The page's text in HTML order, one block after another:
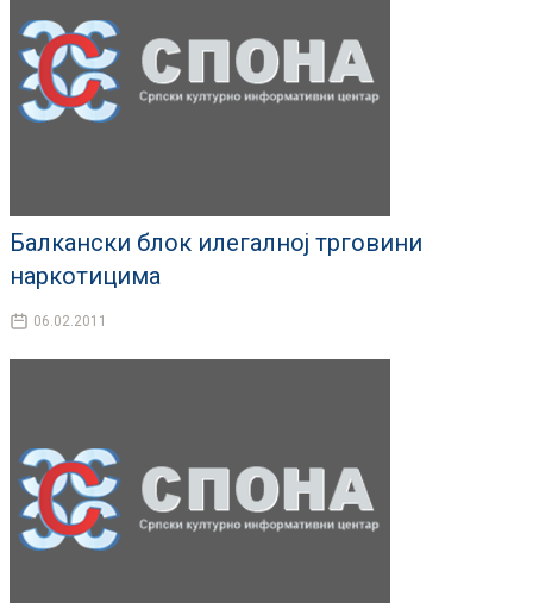
Балкански блок илегалној трговини
наркотицима
06.02.2011